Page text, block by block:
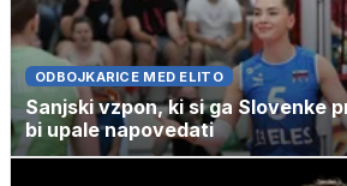
ODBOJKARICE MED ELITO
Sanjski vzpon, ki si ga Slovenke
bi upale napovedati